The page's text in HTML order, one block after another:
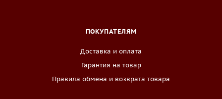
ПОКУПАТЕЛЯМ
Доставка и оплата
Гарантия на товар
Правила обмена и возврата товара